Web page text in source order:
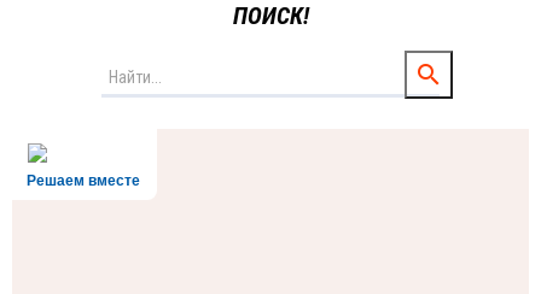
ПОИСК!
Решаем вместе